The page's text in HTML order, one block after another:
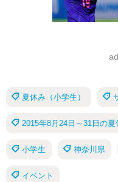
夏休み（小学生）
2015年8月24日～31日の夏
小学生 神奈川県
イベント